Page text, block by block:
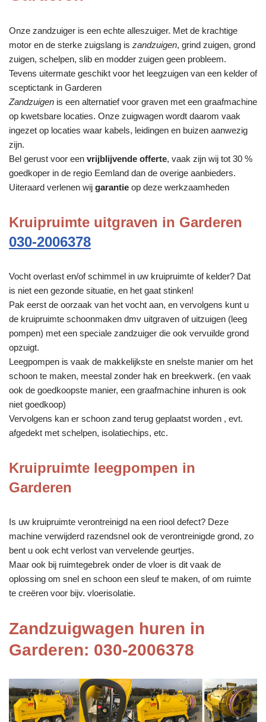
Onze zandzuiger is een echte alleszuiger. Met de krachtige
motor en de sterke zuigslang is zandzuigen, grind zuigen, grond
zuigen, schelpen, slib en modder zuigen geen probleem.
Tevens uitermate geschikt voor het leegzuigen van een kelder of
sceptictank in Garderen
Zandzuigen is een alternatief voor graven met een graafmachine
op kwetsbare locaties. Onze zuigwagen wordt daarom vaak
ingezet op locaties waar kabels, leidingen en buizen aanwezig
zijn.
Bel gerust voor een vrijblijvende offerte, vaak zijn wij tot 30 %
goedkoper in de regio Eemland dan de overige aanbieders.
Uiteraard verlenen wij garantie op deze werkzaamheden
Kruipruimte uitgraven in Garderen
030-2006378
Vocht overlast en/of schimmel in uw kruipruimte of kelder? Dat
is niet een gezonde situatie, en het gaat stinken!
Pak eerst de oorzaak van het vocht aan, en vervolgens kunt u
de kruipruimte schoonmaken dmv uitgraven of uitzuigen (leeg
pompen) met een speciale zandzuiger die ook vervuilde grond
opzuigt.
Leegpompen is vaak de makkelijkste en snelste manier om het
schoon te maken, meestal zonder hak en breekwerk. (en vaak
ook de goedkoopste manier, een graafmachine inhuren is ook
niet goedkoop)
Vervolgens kan er schoon zand terug geplaatst worden , evt.
afgedekt met schelpen, isolatiechips, etc.
Kruipruimte leegpompen in
Garderen
Is uw kruipruimte verontreinigd na een riool defect? Deze
machine verwijderd razendsnel ook de verontreinigde grond, zo
bent u ook echt verlost van vervelende geurtjes.
Maar ook bij ruimtegebrek onder de vloer is dit vaak de
oplossing om snel en schoon een sleuf te maken, of om ruimte
te creëren voor bijv. vloerisolatie.
Zandzuigwagen huren in
Garderen: 030-2006378